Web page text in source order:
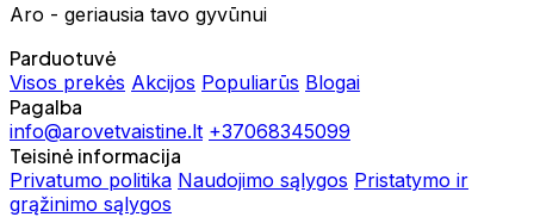
Aro - geriausia tavo gyvūnui
Parduotuvė
Visos prekės Akcijos Populiarūs Blogai
Pagalba
info@arovetvaistine.lt +37068345099
Teisinė informacija
Privatumo politika Naudojimo sąlygos Pristatymo ir
grąžinimo sąlygos